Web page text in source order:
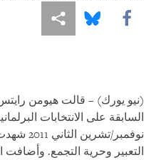
Share this via Facebook
this via Bluesky
Share this via مشاركة
(نيو يورك) – قالت هيومن
نوفمبر/
التعبير وحرية التجمع. وأضافت